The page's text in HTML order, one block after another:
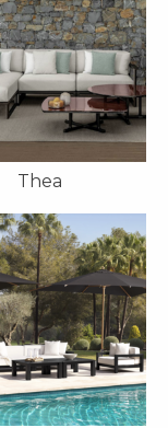
Thea